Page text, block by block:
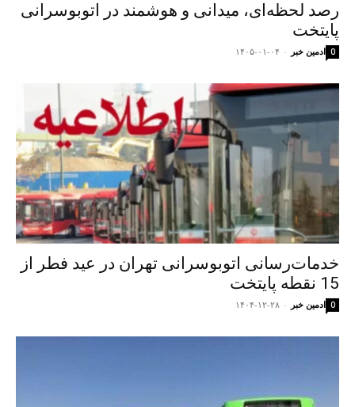
رصد لحظه‌ای، میدانی و هوشمند در اتوبوسرانی
پایتخت
ادمین خبر - ۱۴۰۵-۰۱-۰۴ 0
خدمات‌رسانی اتوبوسرانی تهران در عید فطر از
15 نقطه پایتخت
ادمین خبر - ۱۴۰۴-۱۲-۲۸ 0